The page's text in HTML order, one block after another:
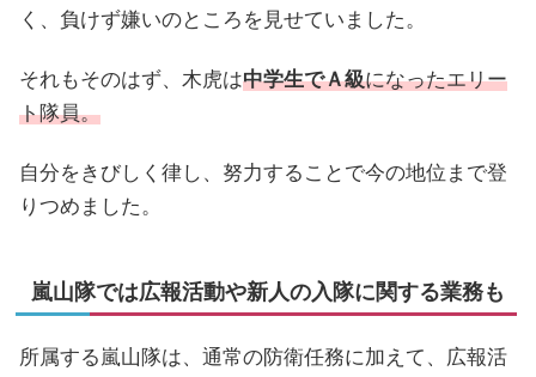
く、負けず嫌いのところを見せていました。
それもそのはず、木虎は中学生でＡ級になったエリー
ト隊員。
自分をきびしく律し、努力することで今の地位まで登
りつめました。
嵐山隊では広報活動や新人の入隊に関する業務も
所属する嵐山隊は、通常の防衛任務に加えて、広報活